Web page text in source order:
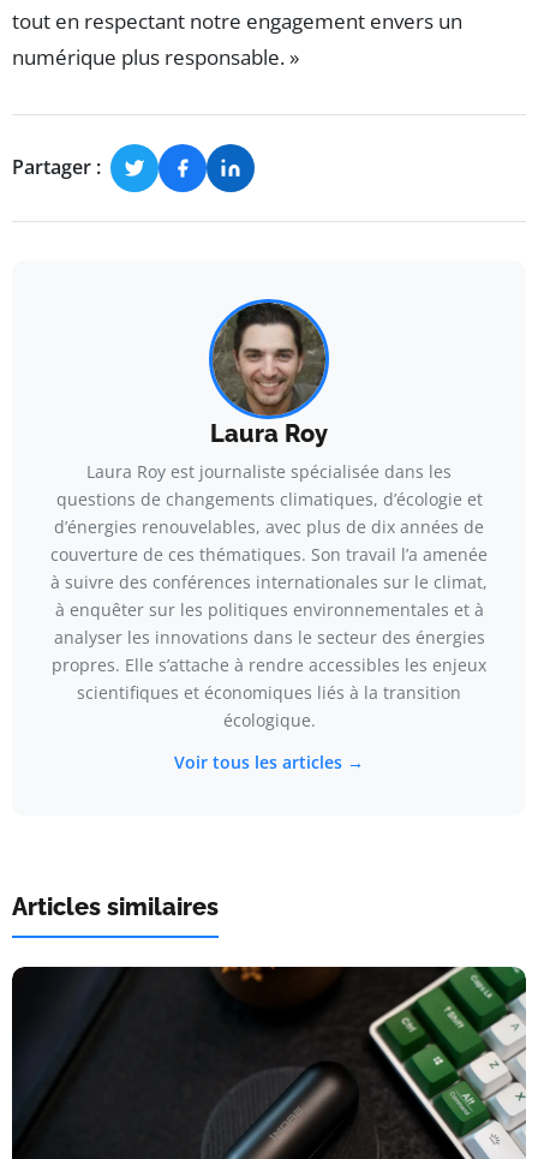
tout en respectant notre engagement envers un
numérique plus responsable. »
Partager :
Laura Roy
Laura Roy est journaliste spécialisée dans les
questions de changements climatiques, d’écologie et
d’énergies renouvelables, avec plus de dix années de
couverture de ces thématiques. Son travail l’a amenée
à suivre des conférences internationales sur le climat,
à enquêter sur les politiques environnementales et à
analyser les innovations dans le secteur des énergies
propres. Elle s’attache à rendre accessibles les enjeux
scientifiques et économiques liés à la transition
écologique.
Voir tous les articles →
Articles similaires